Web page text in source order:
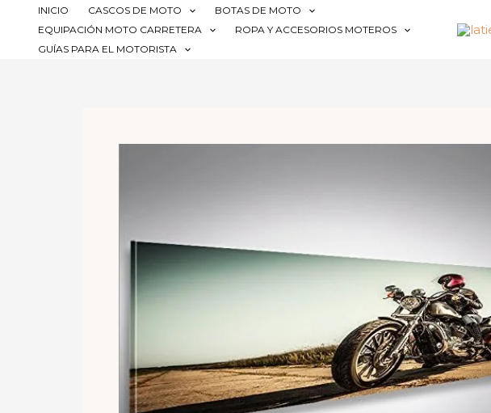
contenido
INICIO CASCOS DE MOTO
BOTAS DE MOTO
EQUIPACIÓN MOTO CARRETERA
ROPA Y ACCESORIOS MOTEROS
GUÍAS PARA EL MOTORISTA